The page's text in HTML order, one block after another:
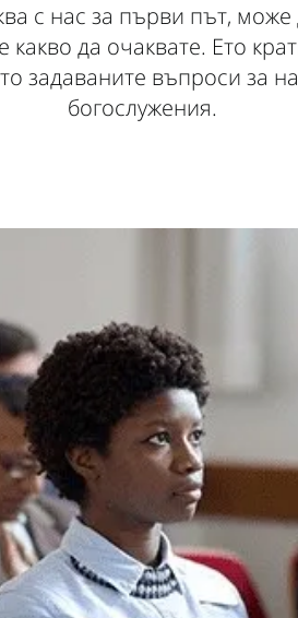
с нас за първи път,
какво да очаквате. Ето
задаваните въпроси за
богослужения.